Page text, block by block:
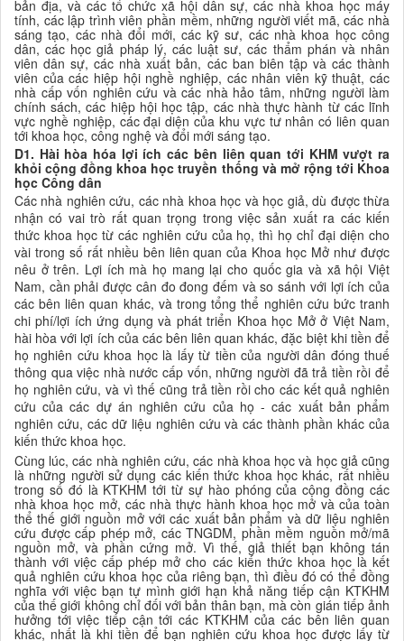
bản địa, và các tổ chức xã hội dân sự, các nhà khoa học máy
tính, các lập trình viên phần mềm, những người viết mã, các nhà
sáng tạo, các nhà đổi mới, các kỹ sư, các nhà khoa họccông
dân, các học giả pháp lý, các luật sư, các thẩm phán và nhân
viên dân sự, các nhà xuất bản, các ban biên tập và các thành
viên của các hiệp hội nghề nghiệp, các nhân viên kỹ thuật, các
nhà cấp vốn nghiên cứu và các nhà hảo tâm, những người làm
chính sách,các hiệp hội học tập, các nhà thực hành từ các lĩnh
vực nghề nghiệp, các đại diện của khu vực tư nhân có liên quan
tới khoa học, công nghệvà đổi mới sáng tạo.
D1. Hài hòa hóa lợi ích các bên liên quan tới KHM vượt ra
khỏi cộng đồng khoa học truyền thống và mở rộng tới Khoa
học Công dân
Các nhà nghiên cứu, các nhà khoa học và học giả, dù được thừa
nhận có vai trò rất quan trọng trong việc sản xuất ra các kiến
thức khoa học từ các nghiên cứu của họ, thì họ chỉ đại diện cho
vài trong số rất nhiều bên liên quan của Khoa học Mở như được
nêu ở trên. Lợi ích mà họ mang lại cho quốc gia và xã hội Việt
Nam, cần phải được cân đo đong đếm và so sánh với lợi ích của
các bên liên quan khác, và trong tổng thể nghiên cứu bức tranh
chi phí/lợi ích ứng dụng và phát triển Khoa học Mở ở Việt Nam,
hài hòa với lợi ích của các bên liên quan khác, đặc biệt khi tiền để
họ nghiên cứukhoa học là lấy từ tiền của người dân đóng thuế
thông qua việc nhà nước cấp vốn, những người đã trả tiền rồi để
họ nghiên cứu, và vì thế cũng trả tiền rồi cho các kết quả nghiên
cứu của các dự án nghiên cứu của họ - các xuất bản phẩm
nghiên cứu, các dữ liệu nghiên cứu và các thành phần khác của
kiến thức khoa học.
Cùng lúc, các nhà nghiên cứu, các nhà khoa học và học giả cũng
là những người sử dụng các kiến thức khoa học khác, rất nhiều
trong số đó là KTKHM tới từ sự hào phóng của cộng đồng các
nhà khoa học mở, các nhà thực hành khoa học mở và của toàn
thể thế giới nguồn mở với các xuất bản phẩm và dữ liệu nghiên
cứu được cấp phép mở, các TNGDM, phần mềm nguồn mở/mã
nguồn mở, và phần cứng mở. Vì thế, giả thiết bạn không tán
thành với việc cấp phép mở cho các kiến thức khoa học là kết
quả nghiên cứukhoa học của riêngbạn, thì điều đó có thể đồng
nghĩa với việc bạn tự mình giới hạn khả năng tiếp cận KTKHM
của thế giới không chỉ đối với bản thân bạn, mà còn gián tiếp ảnh
hưởng tới việc tiếp cận tới các KTKHM của các bên liên quan
khác, nhất là khi tiền để bạn nghiên cứu khoa học được lấy từ